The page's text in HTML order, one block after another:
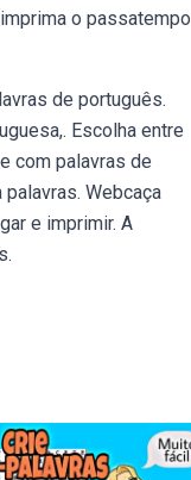
o passatempo
de português.
Escolha entre
com palavras de
Webcaça
e imprimir. A